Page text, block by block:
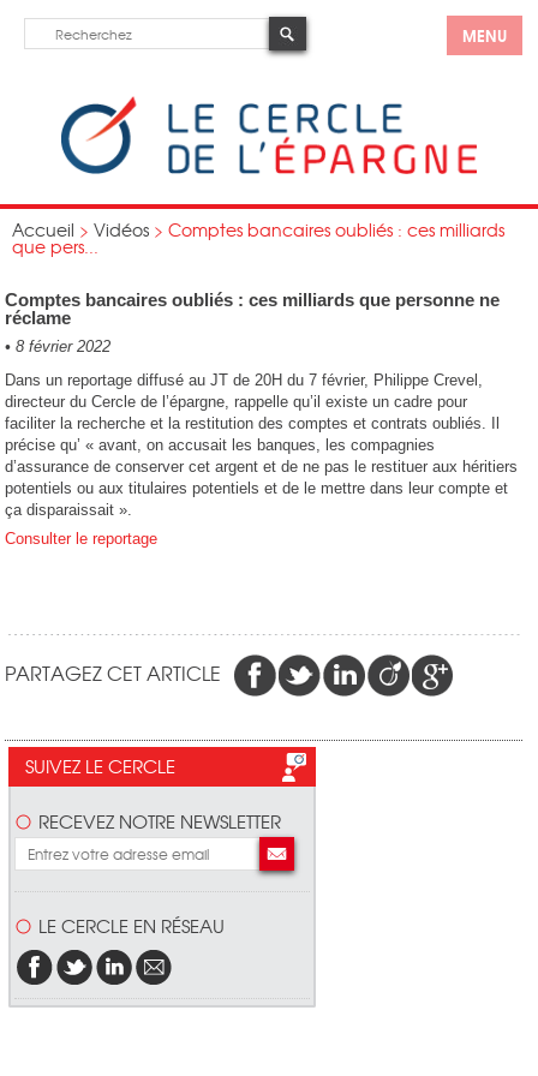
MENU
Accueil > Vidéos > Comptes bancaires oubliés : ces milliards
que pers...
Comptes bancaires oubliés : ces milliards que personne ne
réclame
• 8 février 2022
Dans un reportage diffusé au JT de 20H du 7 février, Philippe Crevel,
directeur du Cercle de l’épargne, rappelle qu’il existe un cadre pour
faciliter la recherche et la restitution des comptes et contrats oubliés. Il
précise qu’ « avant, on accusait les banques, les compagnies
d’assurance de conserver cet argent et de ne pas le restituer aux héritiers
potentiels ou aux titulaires potentiels et de le mettre dans leur compte et
ça disparaissait ».
Consulter le reportage
PARTAGEZ CET ARTICLE
SUIVEZ LE CERCLE
RECEVEZ NOTRE NEWSLETTER
LE CERCLE EN RÉSEAU